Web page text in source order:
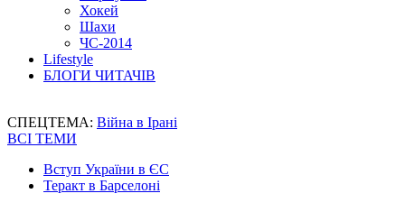
Хокей
Шахи
ЧС-2014
Lifestyle
БЛОГИ ЧИТАЧІВ
СПЕЦТЕМА: Війна в Ірані
ВСІ ТЕМИ
Вступ України в ЄС
Теракт в Барселоні